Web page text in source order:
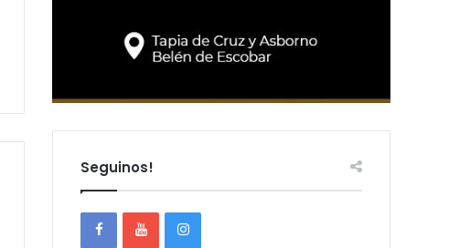
Seguinos!